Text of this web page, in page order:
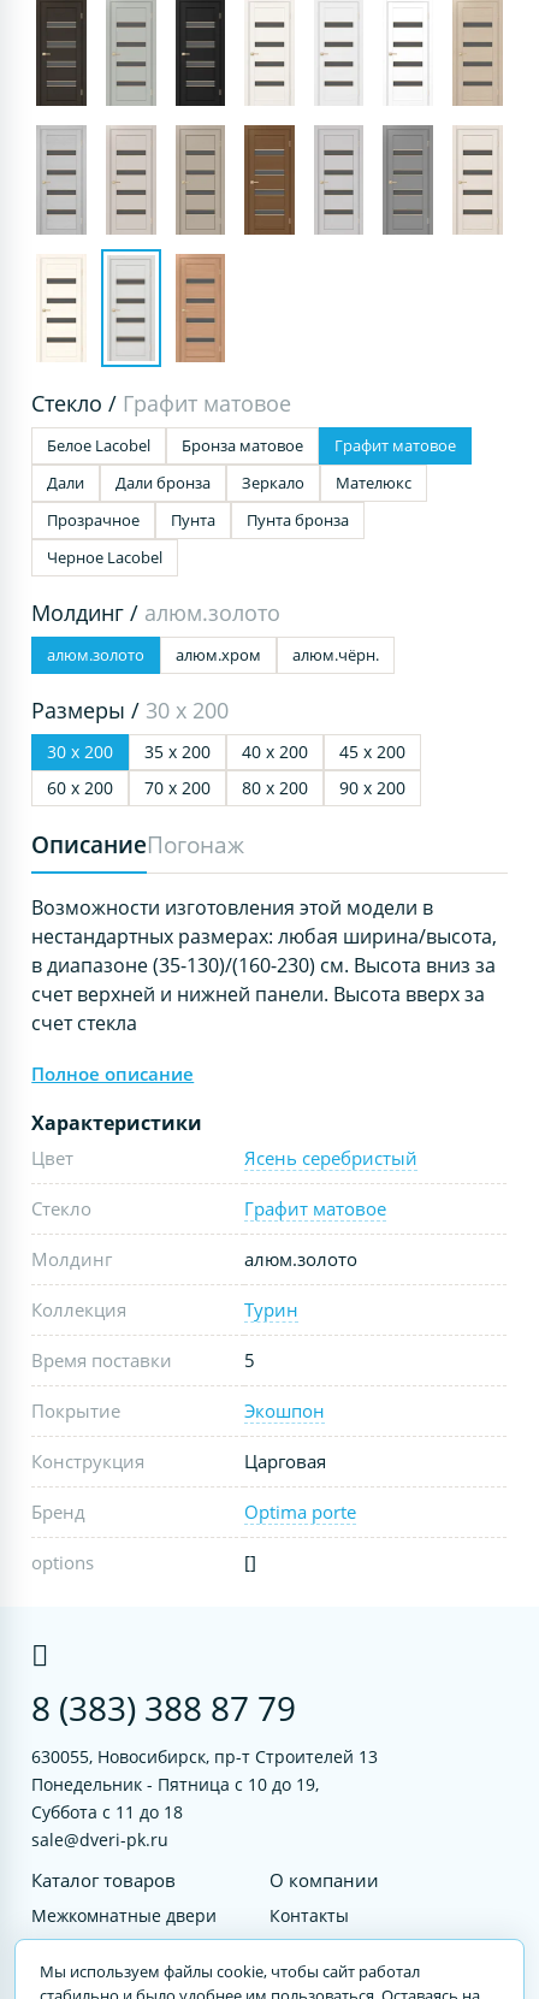
Стекло / Графит матовое
Белое Lacobel Бронза матовое
Графит матовое
Дали
Дали бронза Зеркало
Мателюкс
Прозрачное
Пунта
Пунта бронза
Черное Lacobel
Молдинг / алюм.золото
алюм.золото алюм.хром алюм.чёрн.
Размеры / 30 х 200
30 х 200 35 х 200 40 х 200
45 х 200
60 х 200
70 х 200 80 х 200 90 х 200
ОписаниеПогонаж
Возможности изготовления этой модели в
нестандартных размерах: любая ширина/высота,
в диапазоне (35-130)/(160-230) см. Высота вниз за
счет верхней и нижней панели. Высота вверх за
счет стекла
Полное описание
Характеристики
Цвет Ясень серебристый
Стекло Графит матовое
Молдинг алюм.золото
Коллекция Турин
Время поставки 5
Покрытие Экошпон
Конструкция Царговая
Бренд Optima porte
options []
8 (383) 388 87 79
630055, Новосибирск, пр-т Строителей 13
Понедельник - Пятница с 10 до 19,
Суббота с 11 до 18
sale@dveri-pk.ru
Каталог товаров
Межкомнатные двери
Входные двери
О компании
Контакты
Мы используем файлы cookie, чтобы сайт работал